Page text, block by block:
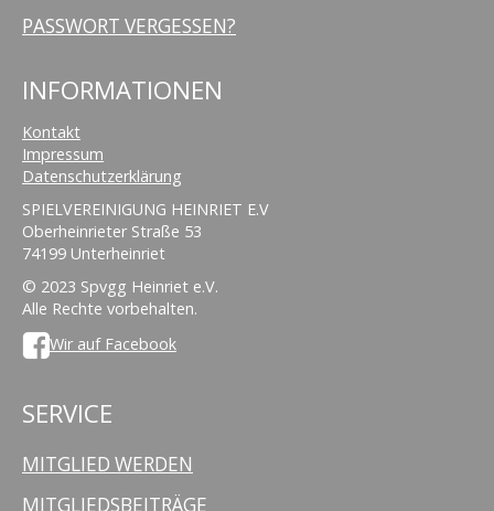
PASSWORT VERGESSEN?
INFORMATIONEN
Kontakt
Impressum
Datenschutzerklärung
SPIELVEREINIGUNG HEINRIET E.V
Oberheinrieter Straße 53
74199 Unterheinriet
© 2023 Spvgg Heinriet e.V.
Alle Rechte vorbehalten.
Wir auf Facebook
SERVICE
MITGLIED WERDEN
MITGLIEDSBEITRÄGE